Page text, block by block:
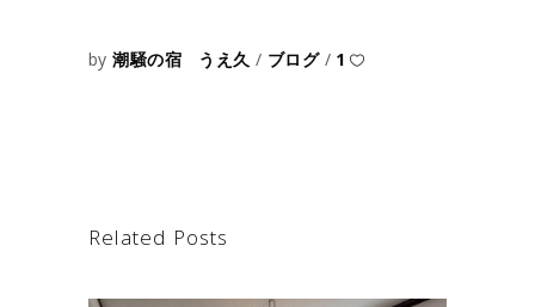
by潮騒の宿 うえ久 ブログ 1
Related Posts